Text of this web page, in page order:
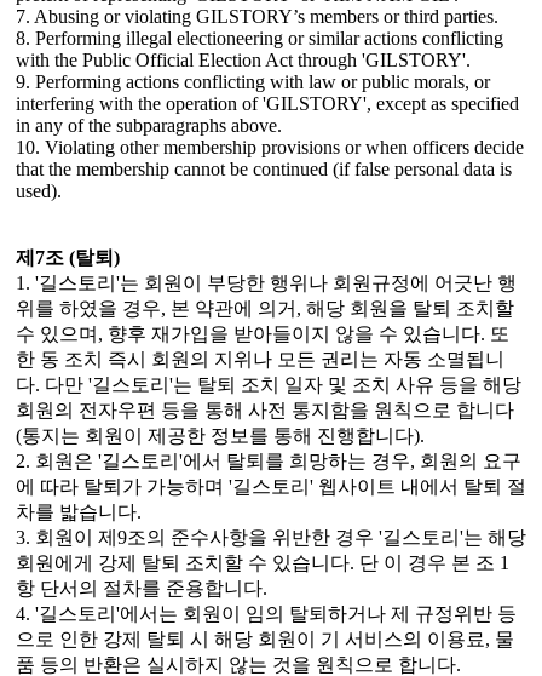
7. Abusing or violating GILSTORY’s members or third parties.
8. Performing illegal electioneering or similar actions conflicting
with the Public Official Election Act through 'GILSTORY'.
9. Performing actions conflicting with law or public morals, or
interfering with the operation of 'GILSTORY', except as specified
in any of the subparagraphs above.
10. Violating other membership provisions or when officers decide
that the membership cannot be continued (if false personal data is
used).
제7조 (탈퇴)
1. '길스토리'는 회원이 부당한 행위나 회원규정에 어긋난 행
위를 하였을 경우, 본 약관에 의거, 해당 회원을 탈퇴 조치할
수 있으며, 향후 재가입을 받아들이지 않을 수 있습니다. 또
한 동 조치 즉시 회원의 지위나 모든 권리는 자동 소멸됩니
다. 다만 '길스토리'는 탈퇴 조치 일자 및 조치 사유 등을 해당
회원의 전자우편 등을 통해 사전 통지함을 원칙으로 합니다
(통지는 회원이 제공한 정보를 통해 진행합니다).
2. 회원은 '길스토리'에서 탈퇴를 희망하는 경우, 회원의 요구
에 따라 탈퇴가 가능하며 '길스토리' 웹사이트 내에서 탈퇴 절
차를 밟습니다.
3. 회원이 제9조의 준수사항을 위반한 경우 '길스토리'는 해당
회원에게 강제 탈퇴 조치할 수 있습니다. 단 이 경우 본 조 1
항 단서의 절차를 준용합니다.
4. '길스토리'에서는 회원이 임의 탈퇴하거나 제 규정위반 등
으로 인한 강제 탈퇴 시 해당 회원이 기 서비스의 이용료, 물
품 등의 반환은 실시하지 않는 것을 원칙으로 합니다.